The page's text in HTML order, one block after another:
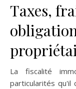
Taxes,
La fiscalité
particularités qu'il